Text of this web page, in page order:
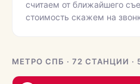
считаем от ближайшего
стоимость скажем на
МЕТРО СПБ · 72 СТАНЦИИ ·